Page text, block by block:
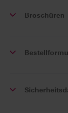
Broschüren